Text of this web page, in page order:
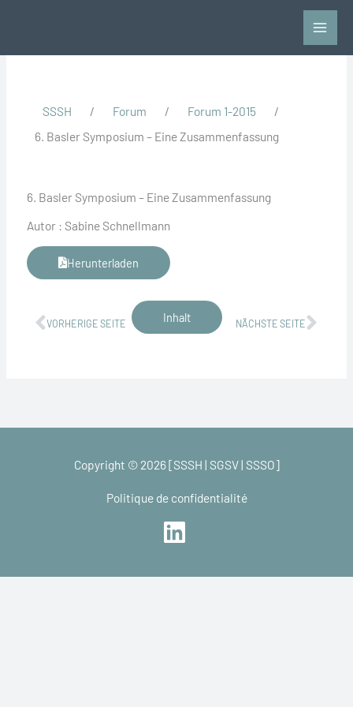
SSSH / Forum / Forum 1-2015
/
6. Basler Symposium – Eine Zusammenfassung
6. Basler Symposium – Eine Zusammenfassung
Autor : Sabine Schnellmann
Herunterladen
Zurück
VORHERIGE SEITE NÄCHSTE SEITE
Inhalt
Copyright © 2026 [SSSH | SGSV | SSSO]
Politique de confidentialité